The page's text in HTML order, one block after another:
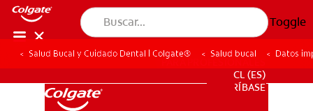
Toggle
PARA PROFESIONALES
CL (ES)
SUSCRÍBASE
Salud Bucal y Cuidado Dental | Colgate® Salud bucal Datos